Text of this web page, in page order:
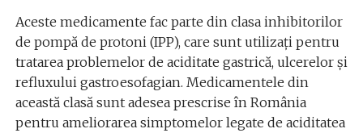
Aceste medicamente fac parte din clasa inhibitorilor
de pompă de protoni (IPP), care sunt utilizați pentru
tratarea problemelor de aciditate gastrică, ulcerelor și
refluxului gastroesofagian. Medicamentele din
această clasă sunt adesea prescrise în România
pentru ameliorarea simptomelor legate de aciditatea